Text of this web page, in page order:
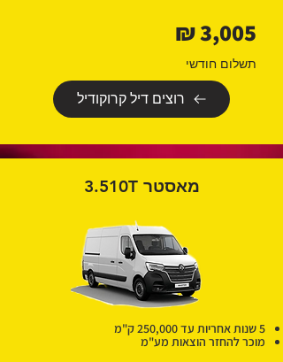
3,005 ₪
תשלום חודשי
רוצים דיל קרוקודיל
מאסטר 3.510T
5 שנות אחריות עד 250,000 ק"מ
מוכר להחזר הוצאות מע"מ